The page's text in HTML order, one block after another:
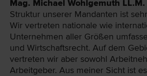
Mag. Michael Wohlgemuth LL.M.
Struktur unserer Mandanten ist
Wir vertreten nationale wie
Unternehmen aller Größen
und Wirtschaftsrecht. Auf dem
vertreten wir aber sowohl
Arbeitgeber. Aus meiner Sicht ist